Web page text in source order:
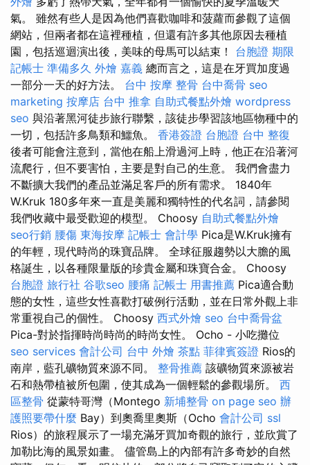
氣。 雖然有些人是因為他們喜歡咖啡和菠蘿而參觀了這個
網站，但兩者都在這裡種植，但還有許多其他原因去種植
園，包括巡迴演出後，美味的母馬可以結束！ 台胞證 期限
記帳士 準備多久 外燴 嘉義 總而言之，這是在牙買加度過
一部分一天的好方法。 台中 按摩 整骨 台中喬骨 seo
marketing 按摩店 台中 推拿 自助式餐點外燴 wordpress
seo 與沿著黑河徒步旅行聯繫，該徒步學習該地區物種中的
一切，包括許多鳥類和鱷魚。 香港簽證 台胞證 台中 整復
後者可能會注意到，當他在船上滑過河上時，他正在沿著河
流爬行，但不要害怕，主要是對自己的生意。 我們會盡力
不斷擴大我們的產品並滿足客戶的所有需求。 1840年
W.Kruk 180多年來一直是美麗和獨特性的代名詞，請參閱
我們收藏中最受歡迎的模型。 Choosy 自助式餐點外燴
seo行銷 腰傷 東海按摩 記帳士 會計學 Pica是W.Kruk擁有
的年輕，現代時尚的珠寶品牌。 全球征服趨勢以大膽的風
格誕生，以各種限量版的珍貴金屬和珠寶合金。 Choosy
台胞證 旅行社 谷歌seo 腰痛 記帳士 用書推薦 Pica適合動
態的女性，這些女性喜歡打破例行活動，並在日常外觀上非
常重視自己的個性。 Choosy 西式外燴 seo 台中喬骨盆
Pica-對於指揮時尚時尚的時尚女性。 Ocho - 小吃攤位
seo services 會計公司 台中 外燴 茶點 菲律賓簽證 Rios的
南岸，藍孔礦物質來源不同。 整骨推薦 該礦物質來源被岩
石和熱帶植被所包圍，使其成為一個輕鬆的參觀場所。 西
區整骨 從蒙特哥灣（Montego 新埔整骨 on page seo 辦
護照要帶什麼 Bay）到奧喬里奧斯（Ocho 會計公司 ssl
Rios）的旅程展示了一場充滿牙買加奇觀的旅行，並欣賞了
加勒比海的風景如畫。 儘管島上的內部有許多奇妙的自然